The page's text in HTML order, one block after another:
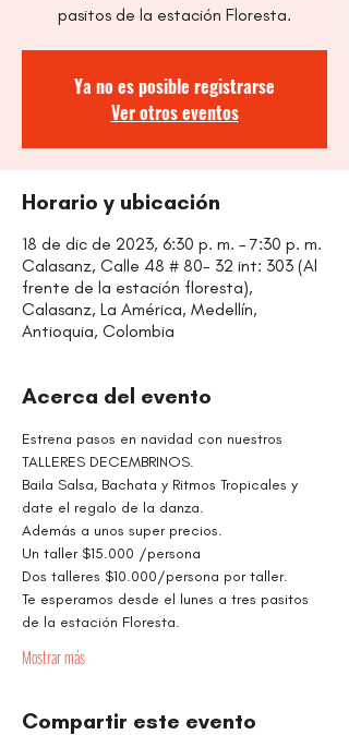
pasitos de la estación Floresta.
Ya no es posible registrarse
Ver otros eventos
Horario y ubicación
18 de dic de 2023, 6:30 p. m. – 7:30 p. m.
Calasanz, Calle 48 # 80- 32 int: 303 (Al
frente de la estación floresta),
Calasanz, La América, Medellín,
Antioquia, Colombia
Acerca del evento
Estrena pasos en navidad con nuestros
TALLERES DECEMBRINOS.
Baila Salsa, Bachata y Ritmos Tropicales y
date el regalo de la danza.
Además a unos super precios.
Un taller $15.000 /persona
Dos talleres $10.000/persona por taller.
Te esperamos desde el lunes a tres pasitos
de la estación Floresta.
Mostrar más
Compartir este evento